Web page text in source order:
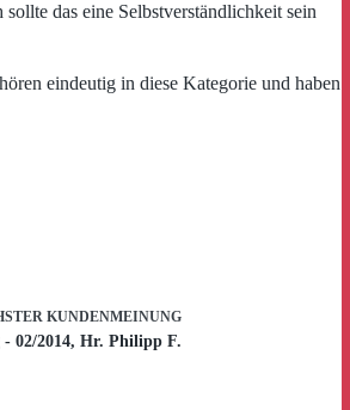
das eine Selbstverständlichkeit sein
eindeutig in diese Kategorie und haben
KUNDENMEINUNG
02/2014, Hr. Philipp F.